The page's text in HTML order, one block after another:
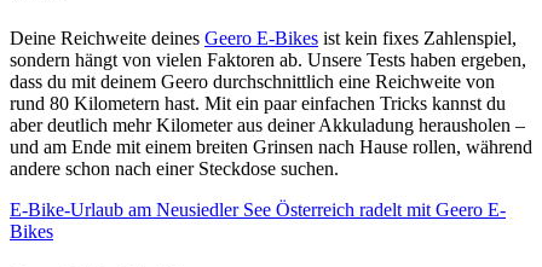
Deine Reichweite deines Geero E-Bikes ist kein fixes Zahlenspiel,
sondern hängt von vielen Faktoren ab. Unsere Tests haben ergeben,
dass du mit deinem Geero durchschnittlich eine Reichweite von
rund 80 Kilometern hast. Mit ein paar einfachen Tricks kannst du
aber deutlich mehr Kilometer aus deiner Akkuladung herausholen –
und am Ende mit einem breiten Grinsen nach Hause rollen, während
andere schon nach einer Steckdose suchen.
E-Bike-Urlaub am Neusiedler See Österreich radelt mit Geero E-
Bikes